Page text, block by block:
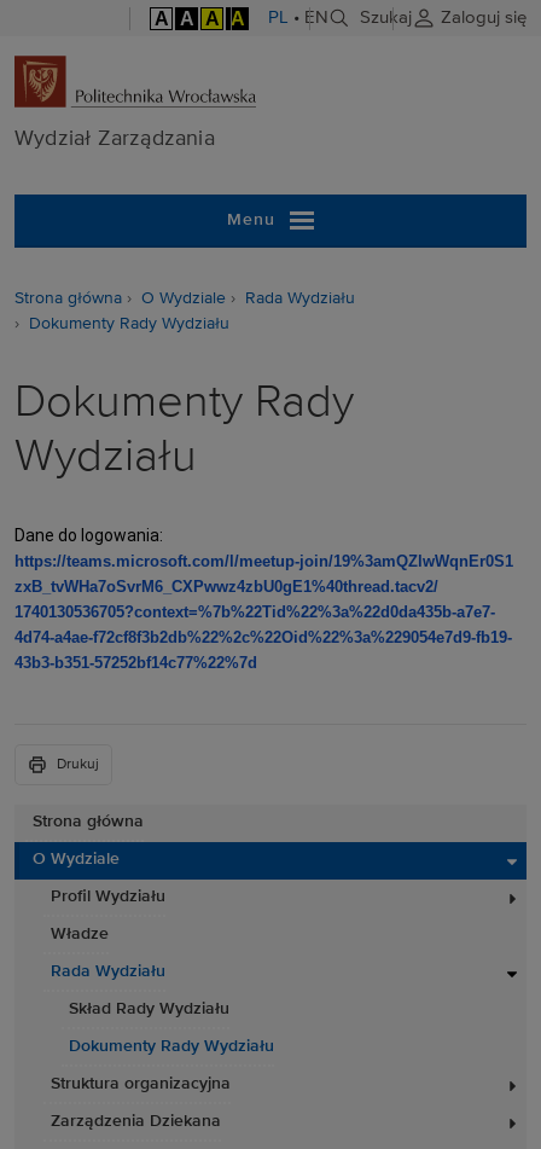
A A A A PL • EN Szukaj Zaloguj się
Wydział
Wydział Zarządzania
Menu
Strona główna
O Wydziale
Profil Wydziału
Władze
Rada Wydziału
Skład Rady Wydziału
Dokumenty Rady Wydziału
Struktura organizacyjna
Zarządzenia Dziekana
Strona główna O Wydziale
Rada Wydziału
Dokumenty Rady Wydziału
Dokumenty Rady
Wydziału
Dane do logowania:
https://teams.microsoft.com/l/meetup-join/19%3amQZlwWqnEr0S1
zxB_tvWHa7oSvrM6_ CXPwwz4zbU0gE1%40thread.tacv2/
1740130536705?context=%7b%22Tid%22%3a%22d0da435b-a7e7-
4d74-a4ae-f72cf8f3b2db%22%2c%22Oid%22%3a%229054e7d9-fb19-
43b3-b351-57252bf14c77%22%7d
Drukuj